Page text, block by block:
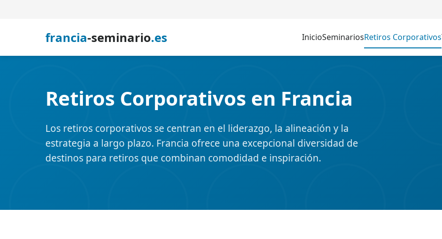
francia-seminario.es InicioSeminariosRetiros Corporativos
Retiros Corporativos en Francia
Los retiros corporativos se centran en el liderazgo, la alineación y la
estrategia a largo plazo. Francia ofrece una excepcional diversidad de
destinos para retiros que combinan comodidad e inspiración.